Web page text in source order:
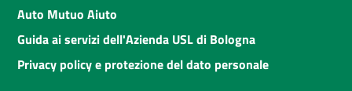
Auto Mutuo Aiuto
Guida ai servizi dell'Azienda USL di Bologna
Privacy policy e protezione del dato personale